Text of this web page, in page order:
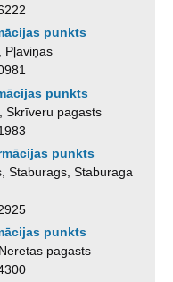
punkts
Pļaviņas
punkts
Skrīveru pagasts
punkts
Staburags, Staburaga
punkts
pagasts